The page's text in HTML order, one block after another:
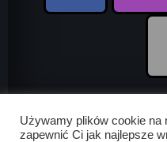
Używamy plików cookie na
zapewnić Ci jak najlepsze